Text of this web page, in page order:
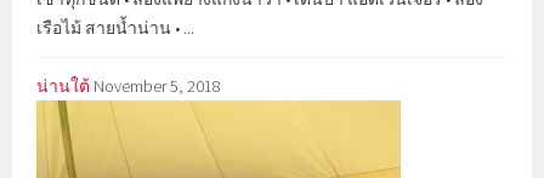
เรือไม้ สายน้ำน่าน • ...
น่านใต้ November 5, 2018